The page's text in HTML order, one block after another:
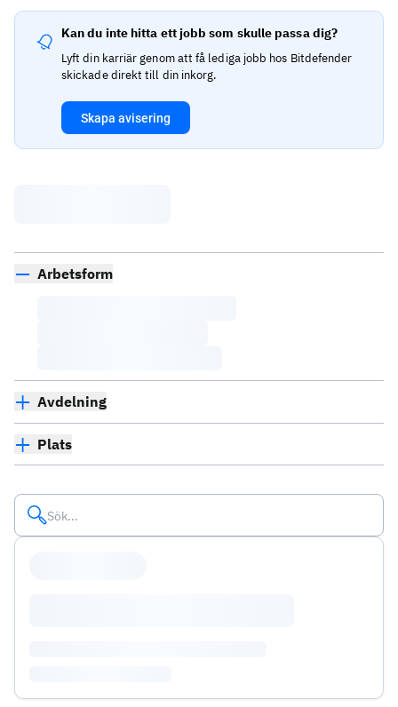
Kan du inte hitta ett jobb som skulle passa dig?
Lyft din karriär genom att få lediga jobb hos Bitdefender
skickade direkt till din inkorg.
Skapa avisering
Arbetsform
Avdelning
Plats